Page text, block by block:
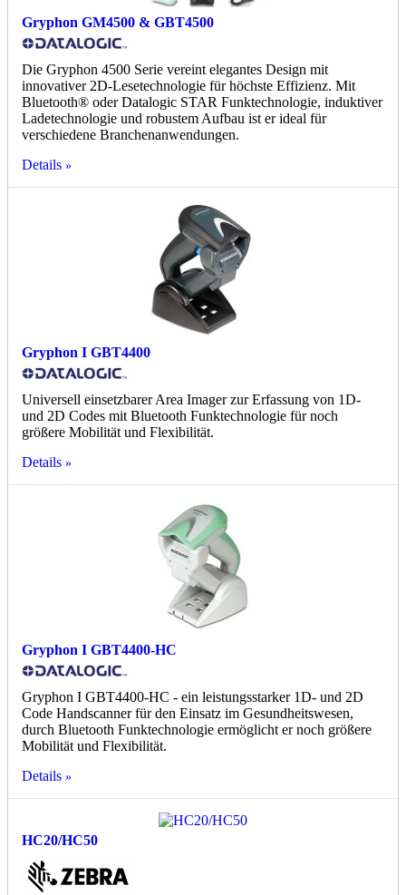
Gryphon GM4500 & GBT4500
Die Gryphon 4500 Serie vereint elegantes Design mit
innovativer 2D-Lesetechnologie für höchste Effizienz. Mit
Bluetooth® oder Datalogic STAR Funktechnologie, induktiver
Ladetechnologie und robustem Aufbau ist er ideal für
verschiedene Branchenanwendungen.
Details
Gryphon I GBT4400
Universell einsetzbarer Area Imager zur Erfassung von 1D-
und 2D Codes mit Bluetooth Funktechnologie für noch
größere Mobilität und Flexibilität.
Details
Gryphon I GBT4400-HC
Gryphon I GBT4400-HC - ein leistungsstarker 1D- und 2D
Code Handscanner für den Einsatz im Gesundheitswesen,
durch Bluetooth Funktechnologie ermöglicht er noch größere
Mobilität und Flexibilität.
Details
HC20/HC50